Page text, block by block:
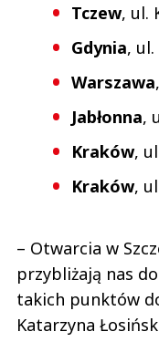
Tczew, ul.
Gdynia,
Warszawa
Jabłonna,
Kraków,
Kraków,
– Otwarcia w
przybliżają nas
takich punktów
Katarzyna